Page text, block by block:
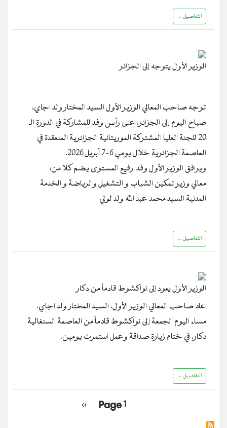
التفاصيل ...
الوزير الأول يتوجه إلى الجزائر
توجه صاحب المعالي الوزير الأول السيد المختار ولد اجاي،
صباح اليوم إلى الجزائر، على رأس وفد للمشاركة في الدورة الـ
20 للجنة العليا المشتركة الموريتانية الجزائرية المنعقدة في
العاصمة الجزائرية خلال يومي 6-7 أبريل 2026.
ويرافق الوزير الأول وفد رفيع المستوى يضم كلا من:
معالي وزير تمكين الشباب و التشغيل والرياضة و الخدمة
المدنية السيد محمد عبد الله ولد لولي
التفاصيل ...
الوزير الأول يعود إلى نواكشوط قادماً من دكار
عاد صاحب المعالي الوزير الأول، السيد المختار ولد اجاي،
مساء اليوم الجمعة إلى نواكشوط قادماً من العاصمة السنغالية
دكار، في ختام زيارة صداقة وعمل استمرت يومين.
التفاصيل ...
Page 1
Next
››